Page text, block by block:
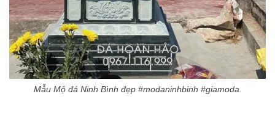
Mẫu Mộ đá Ninh Bình đẹp #modaninhbinh #giamoda.